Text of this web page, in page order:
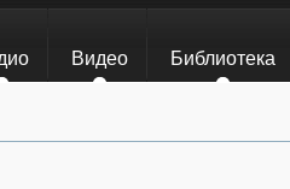
Видео Библиотека